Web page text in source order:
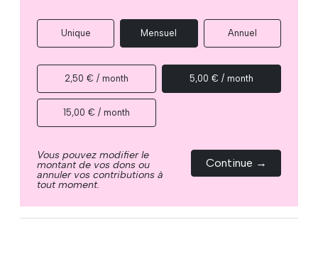
Unique Mensuel Annuel
2,50 € / month 5,00 € / month
15,00 € / month
Vous pouvez modifier le
montant de vos dons ou
annuler vos contributions à
tout moment.
Continue →